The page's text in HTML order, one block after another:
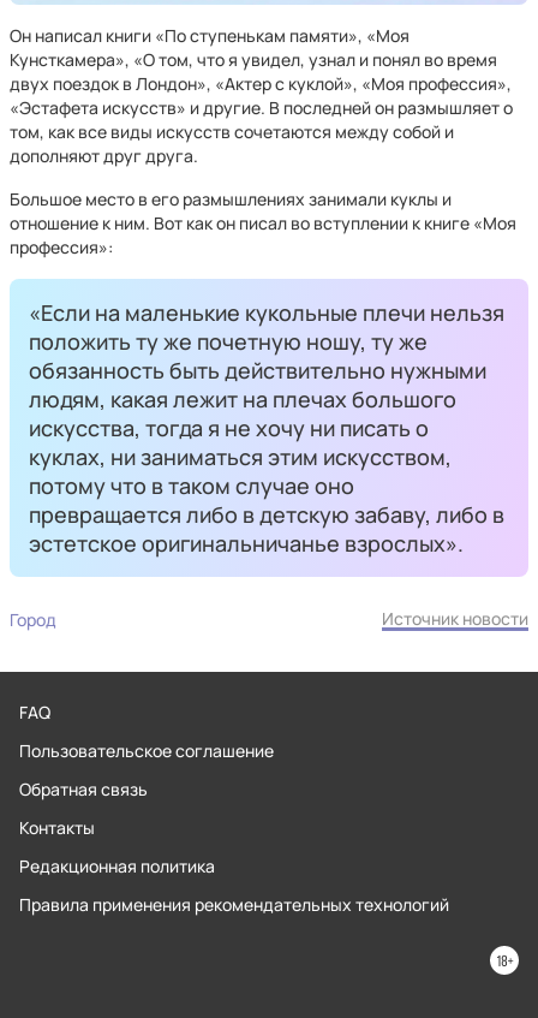
Он написал книги «По ступенькам памяти», «Моя
Кунсткамера», «О том, что я увидел, узнал и понял во время
двух поездок в Лондон», «Актер с куклой», «Моя профессия»,
«Эстафета искусств» и другие. В последней он размышляет о
том, как все виды искусств сочетаются между собой и
дополняют друг друга.
Большое место в его размышлениях занимали куклы и
отношение к ним. Вот как он писал во вступлении к книге «Моя
профессия»:
«Если на маленькие кукольные плечи нельзя
положить ту же почетную ношу, ту же
обязанность быть действительно нужными
людям, какая лежит на плечах большого
искусства, тогда я не хочу ни писать о
куклах, ни заниматься этим искусством,
потому что в таком случае оно
превращается либо в детскую забаву, либо в
эстетское оригинальничанье взрослых».
Город Источник новости
FAQ
Пользовательское соглашение
Обратная связь
Контакты
Редакционная политика
Правила применения рекомендательных технологий